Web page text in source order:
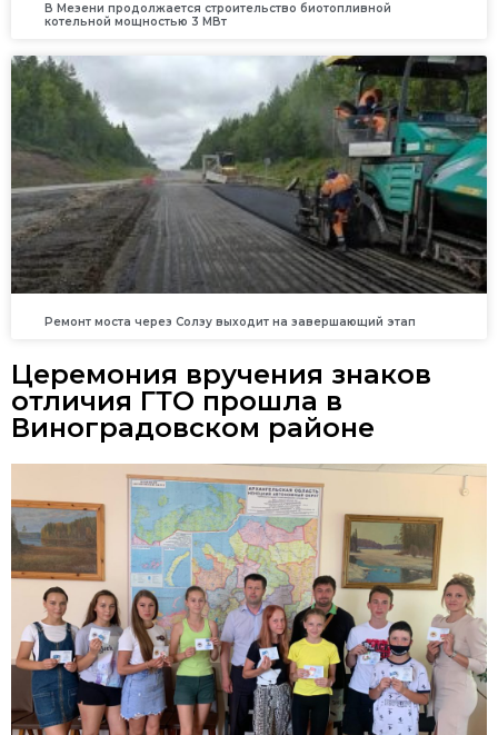
В Мезени продолжается строительство биотопливной
котельной мощностью 3 МВт
Ремонт моста через Солзу выходит на завершающий этап
Церемония вручения знаков
отличия ГТО прошла в
Виноградовском районе